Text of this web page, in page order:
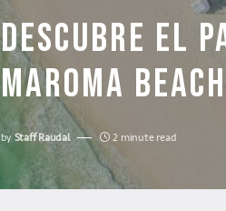
DESCUBRE EL
MAROMA
byStaff Raudal 2 minute read